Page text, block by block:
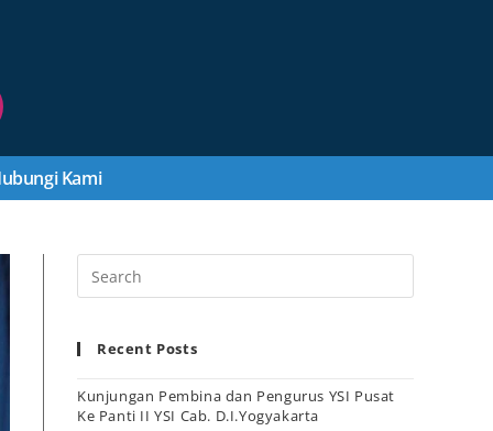
Kami
Recent Posts
Kunjungan Pembina dan Pengurus YSI Pusat
Ke Panti II YSI Cab. D.I.Yogyakarta